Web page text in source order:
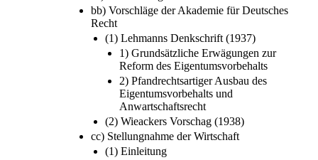
aa) Vormerkung
bb) Vorschläge der Akademie für Deutsches
Recht
(1) Lehmanns Denkschrift (1937)
1) Grundsätzliche Erwägungen zur
Reform des Eigentumsvorbehalts
2) Pfandrechtsartiger Ausbau des
Eigentumsvorbehalts und
Anwartschaftsrecht
(2) Wieackers Vorschag (1938)
cc) Stellungnahme der Wirtschaft